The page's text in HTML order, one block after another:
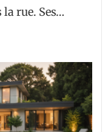
la rue. Ses…